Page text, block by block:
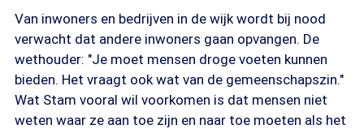
Van inwoners en bedrijven in de wijk wordt bij nood
verwacht dat andere inwoners gaan opvangen. De
wethouder: "Je moet mensen droge voeten kunnen
bieden. Het vraagt ook wat van de gemeenschapszin."
Wat Stam vooral wil voorkomen is dat mensen niet
weten waar ze aan toe zijn en naar toe moeten als het